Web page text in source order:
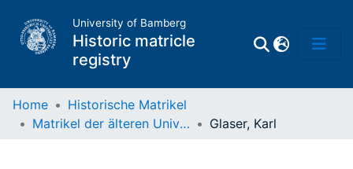
University of Bamberg
Historic matricle
registry
Home
Historische Matrikel
Matrikel der älteren Universität
Glaser, Karl